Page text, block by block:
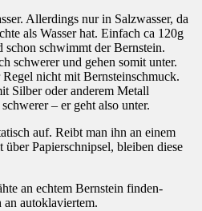
Allerdings nur in Salzwasser, da
als Wasser hat. Einfach ca 120g
schon schwimmt der Bernstein.
schwerer und gehen somit unter.
nicht mit Bernsteinschmuck.
Silber oder anderem Metall
– er geht also unter.
auf. Reibt man ihn an einem
Papierschnipsel, bleiben diese
an echtem Bernstein finden-
an autoklaviertem.